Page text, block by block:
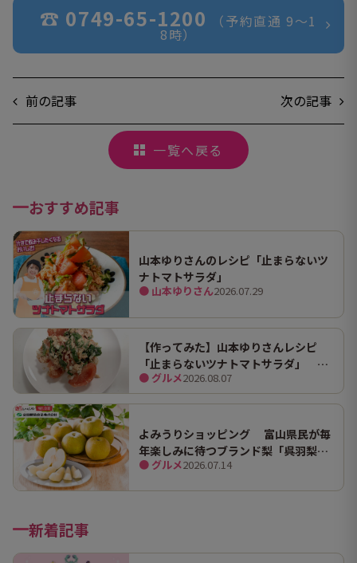
☎︎ 0749-65-1200 （予約直通 9〜1
8時）
前の記事 次の記事
一覧へ戻る
おすすめ記事
山本ゆりさんのレシピ「止まらないツ
ナトマトサラダ」
● 山本ゆりさん2026.07.29
【作ってみた】山本ゆりさんレシピ
「止まらないツナトマトサラダ」 ホ
ンマにうますぎて止まらん
● グルメ2026.08.07
よみうりショッピング 富山県民が毎
年楽しみに待つブランド梨「呉羽梨
（幸水）」限定100箱を特別販売！
● グルメ2026.07.14
新着記事